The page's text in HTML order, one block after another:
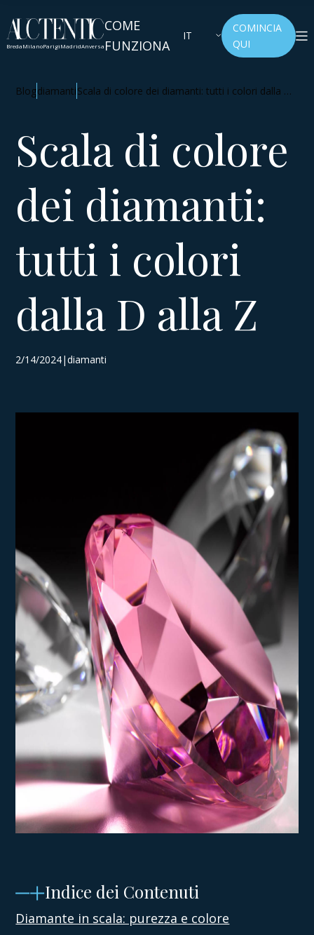
BredaMilanoParigiMadridAnversa
COME
FUNZIONA
IT
COMINCIA
QUI
BlogdiamantiScala di colore dei diamanti: tutti i colori dalla D
Scala di colore
dei diamanti:
tutti i colori
dalla D alla Z
2/14/2024|diamanti
Indice dei Contenuti
Diamante in scala: purezza e colore